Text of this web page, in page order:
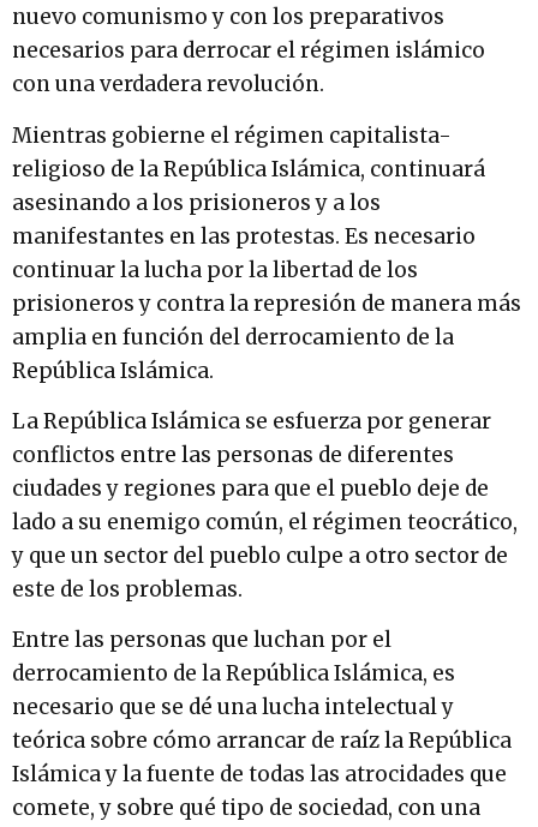
nuevo comunismo y con los preparativos
necesarios para derrocar el régimen islámico
con una verdadera revolución.
Mientras gobierne el régimen capitalista-
religioso de la República Islámica, continuará
asesinando a los prisioneros y a los
manifestantes en las protestas. Es necesario
continuar la lucha por la libertad de los
prisioneros y contra la represión de manera más
amplia en función del derrocamiento de la
República Islámica.
La República Islámica se esfuerza por generar
conflictos entre las personas de diferentes
ciudades y regiones para que el pueblo deje de
lado a su enemigo común, el régimen teocrático,
y que un sector del pueblo culpe a otro sector de
este de los problemas.
Entre las personas que luchan por el
derrocamiento de la República Islámica, es
necesario que se dé una lucha intelectual y
teórica sobre cómo arrancar de raíz la República
Islámica y la fuente de todas las atrocidades que
comete, y sobre qué tipo de sociedad, con una